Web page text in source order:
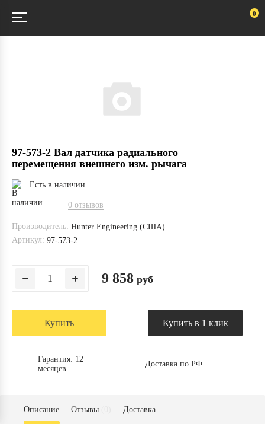
0
97-573-2 Вал датчика радиального
перемещения внешнего изм. рычага
Есть в наличии
0 отзывов
Производитель: Hunter Engineering (США)
Артикул: 97-573-2
9 858 руб
Купить Купить в 1 клик
Гарантия: 12
месяцев
Доставка по РФ
Описание Отзывы Доставка